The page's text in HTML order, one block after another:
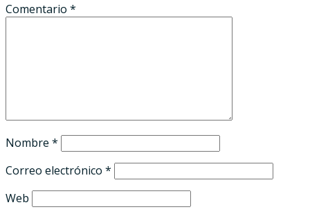
Comentario *
Nombre *
Correo electrónico *
Web